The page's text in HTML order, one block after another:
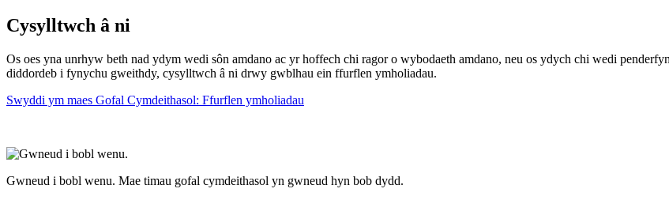
Cysylltwch â ni
Os oes yna unrhyw beth nad ydym wedi sôn amdano ac yr hoffech chi ragor o wybodaeth amdano, neu os ydych chi wedi
diddordeb i fynychu gweithdy, cysylltwch â ni drwy gwblhau ein ffurflen ymholiadau.
Swyddi ym maes Gofal Cymdeithasol: Ffurflen ymholiadau
Gwneud i bobl wenu. Mae timau gofal cymdeithasol yn gwneud hyn bob dydd.